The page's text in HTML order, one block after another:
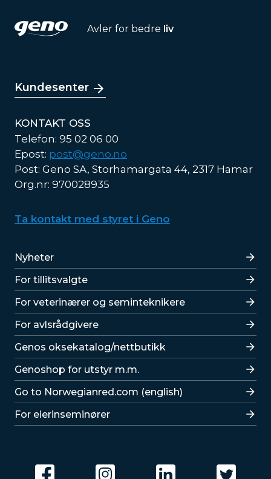
Avler for bedre liv
Kundesenter
KONTAKT OSS
Telefon: 95 02 06 00
Epost: post@geno.no
Post: Geno SA, Storhamargata 44, 2317 Hamar
Org.nr: 970028935
Ta kontakt med styret i Geno
Lenker
Nyheter
For tillitsvalgte
For veterinærer og seminteknikere
For avlsrådgivere
Lenker
Genos oksekatalog/nettbutikk
Genoshop for utstyr m.m.
Go to Norwegianred.com (english)
For eierinseminører